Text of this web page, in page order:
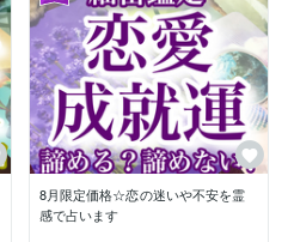
られたような衝撃を受けま
な言葉を言われ、私は笑うし
した。
なくなり、占いに頼るように
る占い師さんに「彼は他の女
断言され、心はさらにかき乱
かったのは「彼を信じなが
いけるか」という答えだった
8月限定価格☆恋の迷いや不安を霊
感で占います